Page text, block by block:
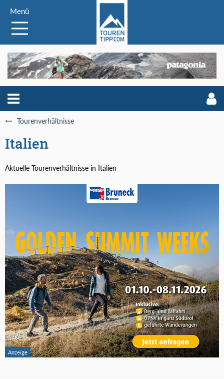
Menü
Tourenverhältnisse
Italien
Aktuelle Tourenverhältnisse in Italien